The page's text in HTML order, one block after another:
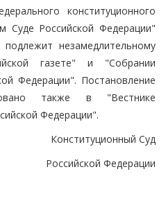
конституционного
Суде Российской Федерации"
незамедлительному
газете" и "Собрании
Федерации". Постановление
также в "Вестнике
Федерации".
Конституционный Суд
Российской Федерации